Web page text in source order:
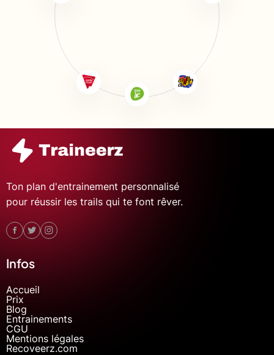
Ton plan d'entrainement personnalisé
pour réussir les trails qui te font rêver.
Infos
Accueil
Prix
Blog
Entrainements
CGU
Mentions légales
Recoveerz.com